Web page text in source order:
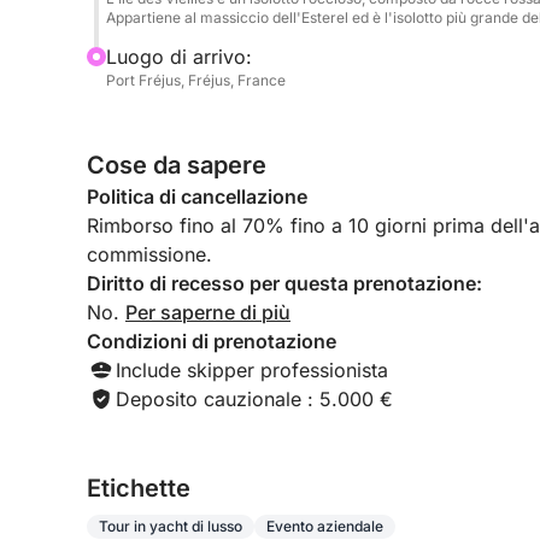
⛵ Esperienza di navigazione eccezionale
Dirigiti verso la leggendaria Île d'Or. Lungo lo
scogliere rosse che si tuffano in un mare
Una sosta da cartolina
Nelle splendide Calanques dell'Estérel:
• Esplorate i fondali con lo snorkeling
• Fate paddleboarding nelle acque cristalline
• Nuotate in un ambiente idilliaco
☀️ Momento clou a bordo
Rilassatevi sull'ampio ponte, cullati dal mare e
conviviale aperitivo con vista sull'orizzonte
Il viaggio di ritorno a Saint-Raphaël prolunga
Appartiene al massiccio dell'Esterel ed è l'isolotto più grande
Luogo di arrivo:
Port Fréjus, Fréjus, France
Cose da sapere
Politica di cancellazione
Rimborso fino al 70% fino a 10 giorni prima
commissione.
Diritto di recesso per questa prenotazione:
No. Per saperne di più
Condizioni di prenotazione
Include skipper professionista
Deposito cauzionale : 5.000 €
Etichette
Tour in yacht di lusso Evento aziendale